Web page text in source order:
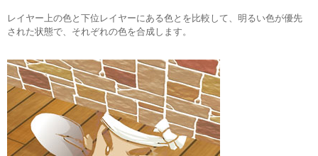
レイヤー上の色と下位レイヤーにある色とを比較して、明るい色が優先
された状態で、それぞれの色を合成します。